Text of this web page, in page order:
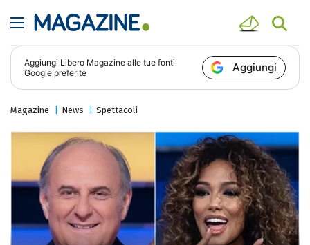
Aggiungi Libero Magazine alle tue fonti
Google preferite
Aggiungi
Magazine News Spettacoli